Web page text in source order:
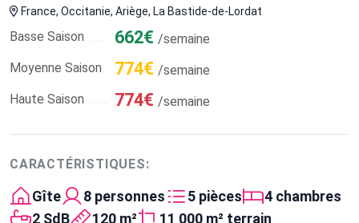
France, Occitanie, Ariège, La Bastide-de-Lordat
Basse Saison 662€ /semaine
Moyenne Saison
774€ /semaine
Haute Saison
774€ /semaine
CARACTÉRISTIQUES:
Gîte 8 personnes 5 pièces
4 chambres
2 SdB
120 m² 11 000 m² terrain